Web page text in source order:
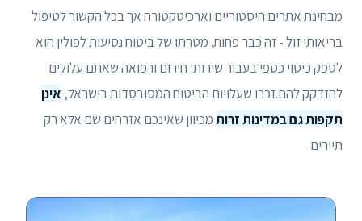
מבחינת אתרים היסטוריים וארכיטקטורה אך בכל הקשור לטיפול
בריאותי זול - זה כבר פחות. מטרתו של ביטוח נסיעות לפולין הוא
לספק כיסוי כספי בעבור שירותי חירום ורפואה שאתם עלולים
להזדקק להם.זכרו שעלויות הביטוח המסובסדות בישראל, אינן
תקפות גם במדינות זרותמכיוון שאינכם אזרחים שם אלא רק
תיירים.